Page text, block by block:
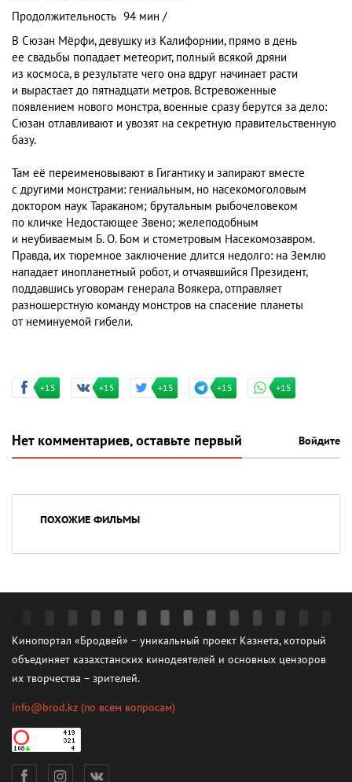
Продолжительность 94 мин /
В Сюзан Мёрфи, девушку из Калифорнии, прямо в день
ее свадьбы попадает метеорит, полный всякой дряни
из космоса, в результате чего она вдруг начинает расти
и вырастает до пятнадцати метров. Встревоженные
появлением нового монстра, военные сразу берутся за дело:
Сюзан отлавливают и увозят на секретную правительственную
базу.
Там её переименовывают в Гигантику и запирают вместе
с другими монстрами: гениальным, но насекомоголовым
доктором наук Тараканом; брутальным рыбочеловеком
по кличке Недостающее Звено; желеподобным
и неубиваемым Б. О. Бом и стометровым Насекомозавром.
Правда, их тюремное заключение длится недолго: на Землю
нападает инопланетный робот, и отчаявшийся Президент,
поддавшись уговорам генерала Воякера, отправляет
разношерстную команду монстров на спасение планеты
от неминуемой гибели.
+15 +15 +15 +15 +15
Нет комментариев, оставьте первый Войдите
ПОХОЖИЕ ФИЛЬМЫ
Кинопортал «Бродвей» – уникальный проект Казнета, который
объединяет казахстанских кинодеятелей и основных цензоров
их творчества – зрителей.
info@brod.kz (по всем вопросам)